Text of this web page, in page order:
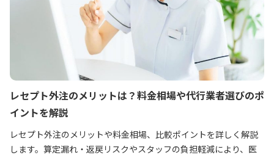
レセプト外注のメリットは？料金相場や代行業者選びのポ
イントを解説
レセプト外注のメリットや料金相場、比較ポイントを詳しく解説
します。算定漏れ・返戻リスクやスタッフの負担軽減により、医